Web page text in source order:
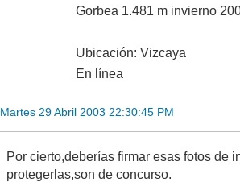
Gorbea 1.481 m invierno
Ubicación: Vizcaya
En línea
Martes 29 Abril 2003 22:30:45 PM
Por cierto,deberías firmar esas fotos de
protegerlas,son de concurso.